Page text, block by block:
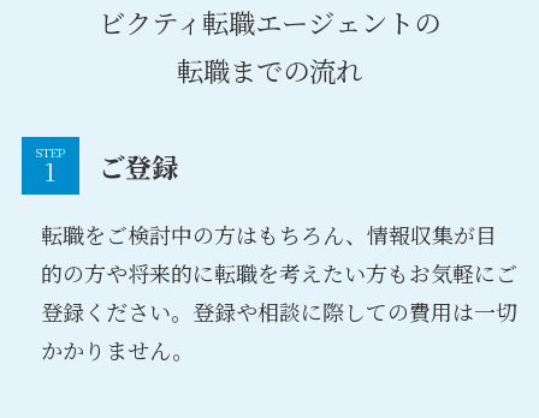
ビクティ転職エージェントの
転職までの流れ
STEP ご登録
転職をご検討中の方はもちろん、情報収集が目
的の方や将来的に転職を考えたい方もお気軽にご
登録ください。登録や相談に際しての費用は一切
かかりません。